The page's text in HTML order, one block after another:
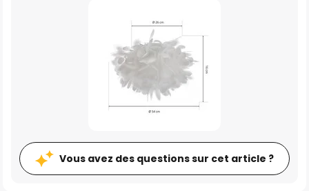
Vous avez des questions sur cet article ?